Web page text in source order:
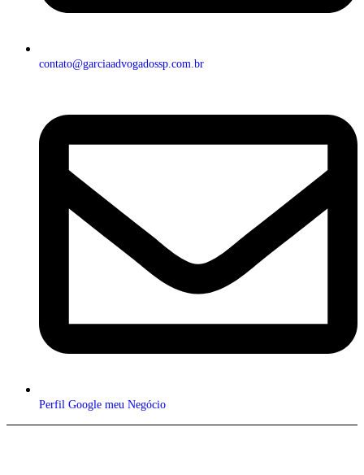
contato@garciaadvogadossp.com.br
Perfil Google meu Negócio